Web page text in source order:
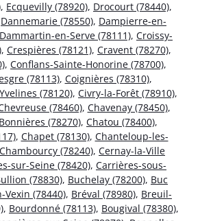
, Ecquevilly (78920), Drocourt (78440),
Dannemarie (78550), Dampierre-en-
Dammartin-en-Serve (78111), Croissy-
, Crespières (78121), Cravent (78270),
, Conflans-Sainte-Honorine (78700),
(78113), Coignières (78310),
(78120), Civry-la-Forêt (78910),
(78460), Chavenay (78450),
(78270), Chatou (78400),
, Chapet (78130), Chanteloup-les-
Chambourcy (78240), Cernay-la-Ville
sur-Seine (78420), Carrières-sous-
(78830), Buchelay (78200), Buc
Vexin (78440), Bréval (78980), Breuil-
, Bourdonné (78113), Bougival (78380),